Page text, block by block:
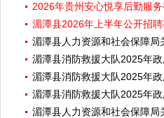
2026年贵州安心悦享后勤服
湄潭县2026年上半年公开招
湄潭县人力资源和社会保障
湄潭县消防救援大队2025年
湄潭县消防救援大队2025年
湄潭县消防救援大队2025年
湄潭县人力资源和社会保障